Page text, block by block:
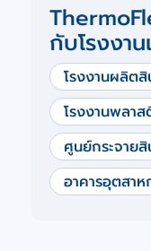
กับโรงงา
โรงงานผลิตสิ
โรงงานพลา
ศูนย์กระจาย
อาคารอุตสา